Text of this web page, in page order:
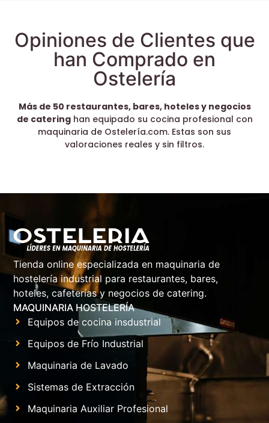
Opiniones de Clientes que
han Comprado en
Ostelería
Más de 50 restaurantes, bares, hoteles y negocios
de cateringhan equipado su cocina profesional con
maquinaria de Ostelería.com. Estas son sus
valoraciones reales y sin filtros.
Tienda online especializada en maquinaria de
hostelería industrial para restaurantes, bares,
hoteles, cafeterías y negocios de catering.
MAQUINARIA HOSTELERÍA
Equipos de cocina insdustrial
Equipos de Frío Industrial
Maquinaria de Lavado
Sistemas de Extracción
Maquinaria Auxiliar Profesional